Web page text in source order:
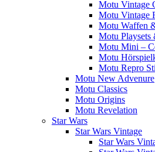
Motu Vintage
Motu Vintage
Motu Waffen
Motu Playsets
Motu Mini –
Motu
Motu Repro
Motu New Advenure
Motu Classics
Motu Origins
Motu Revelation
Star Wars
Star Wars Vintage
Star Wars